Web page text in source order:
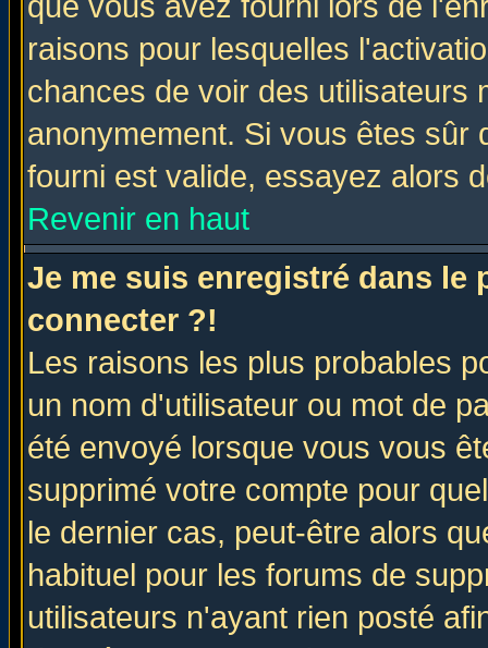
raisons pour lesquelles
chances de voir des utilisateurs
anonymement. Si vous êtes sûr
fourni est valide, essayez alors
Revenir en haut
Je me suis enregistré dans le
connecter ?!
Les raisons les plus probables
un nom d'utilisateur ou mot de
été envoyé lorsque vous vous
supprimé votre compte pour
le dernier cas, peut-être alors
habituel pour les forums de
utilisateurs n'ayant rien posté